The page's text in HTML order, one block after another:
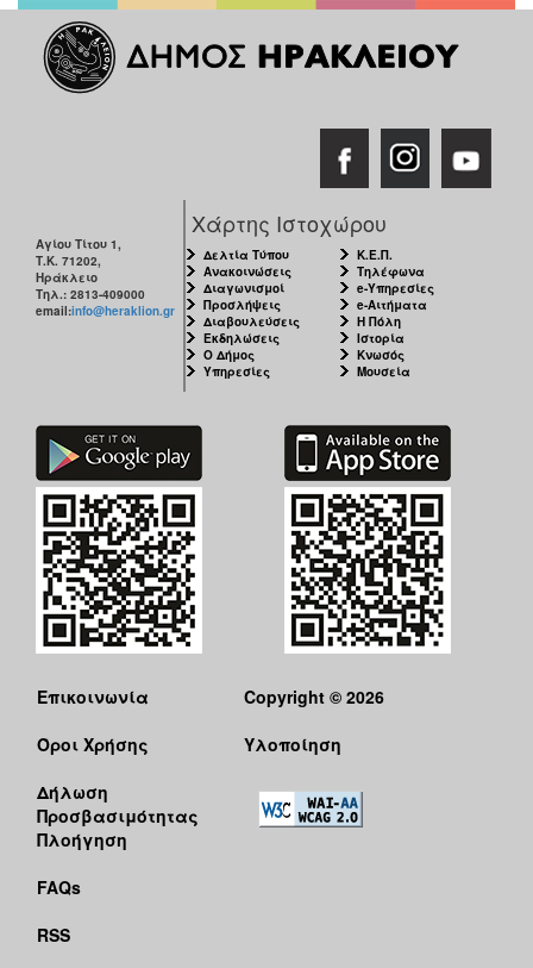
Αγίου Τίτου 1,
Τ.Κ. 71202,
Ηράκλειο
Τηλ.: 2813-409000
email:info@heraklion.gr
Χάρτης Ιστοχώρου
Δελτία Τύπου
Ανακοινώσεις
Διαγωνισμοί
Προσλήψεις
Διαβουλεύσεις
Εκδηλώσεις
Ο Δήμος
Υπηρεσίες
Κ.Ε.Π.
Τηλέφωνα
e-Υπηρεσίες
e-Αιτήματα
Η Πόλη
Ιστορία
Κνωσός
Μουσεία
Επικοινωνία
Όροι Χρήσης
Δήλωση
Προσβασιμότητας
Πλοήγηση
FAQs
RSS
Copyright © 2026
Υλοποίηση